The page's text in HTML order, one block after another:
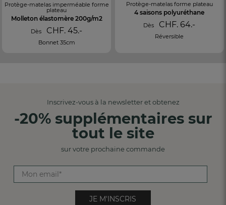
Protège-matelas imperméable forme
plateau
Molleton élastomère 200g/m2
Dès CHF. 45.-
Bonnet 35cm
Protège-matelas forme plateau
4 saisons polyuréthane
Dès CHF. 64.-
Réversible
Inscrivez-vous à la newsletter et obtenez
-20% supplémentaires sur
tout le site
sur votre prochaine commande
JE M'INSCRIS